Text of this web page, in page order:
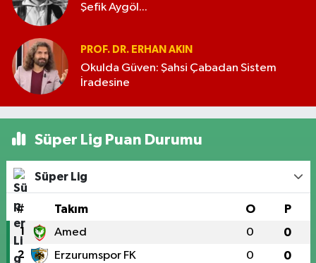
Şefik Aygöl...
PROF. DR. ERHAN AKIN
Okulda Güven: Şahsi Çabadan Sistem
İradesine
Süper Lig Puan Durumu
Süper Lig
# Takım O P
1 Amed 0 0
2 Erzurumspor FK 0 0